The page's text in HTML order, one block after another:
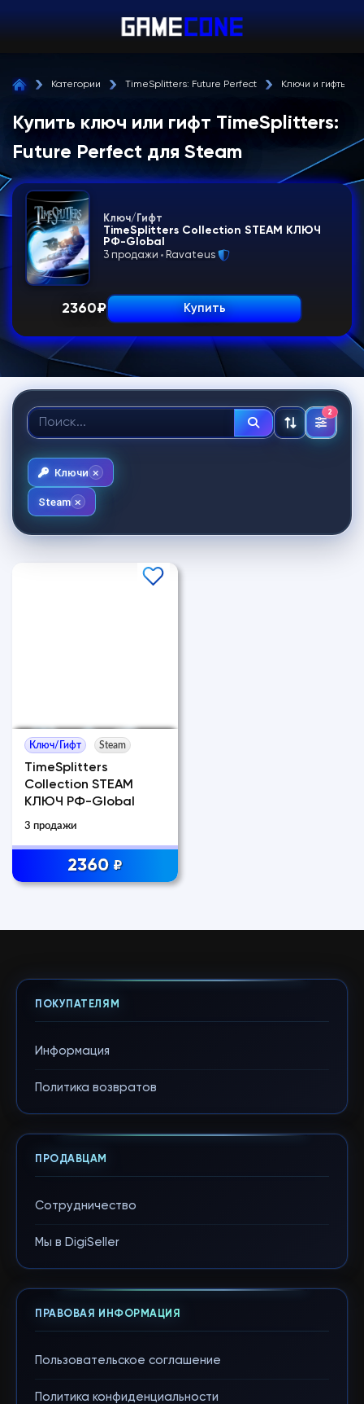
Категории TimeSplitters: Future Perfect Ключи и гифты
Купить ключ или гифт TimeSplitters:
Future Perfect для Steam
Ключ/Гифт
TimeSplitters Collection STEAM КЛЮЧ
РФ-Global
3 продажи Ravateus
2360₽ Купить
2
Ключи
Steam
Ключ/Гифт Steam
TimeSplitters
Collection STEAM
КЛЮЧ РФ-Global
3 продажи
2360 ₽
ПОКУПАТЕЛЯМ
Информация
Политика возвратов
ПРОДАВЦАМ
Сотрудничество
Мы в DigiSeller
ПРАВОВАЯ ИНФОРМАЦИЯ
Пользовательское соглашение
Политика конфиденциальности